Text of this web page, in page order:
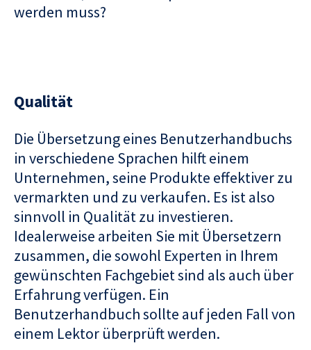
werden muss?
Qualität
Die Übersetzung eines Benutzerhandbuchs
in verschiedene Sprachen hilft einem
Unternehmen, seine Produkte effektiver zu
vermarkten und zu verkaufen. Es ist also
sinnvoll in Qualität zu investieren.
Idealerweise arbeiten Sie mit Übersetzern
zusammen, die sowohl Experten in Ihrem
gewünschten Fachgebiet sind als auch über
Erfahrung verfügen. Ein
Benutzerhandbuch sollte auf jeden Fall von
einem Lektor überprüft werden.